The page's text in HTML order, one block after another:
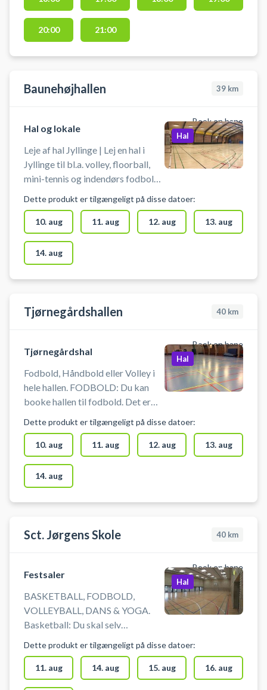
blandt andet indendørsfodbold i
Græse Bakkeby ved
Frederikssund. Hallen kan bruges
Medbring selv udstyr.
20:00 21:00
Baunehøjhallen 39 km
Book en bane
Hal og lokale
Leje af hal Jyllinge | Lej en hal i
Jyllinge til bl.a. volley, floorball,
mini-tennis og indendørs fodbold
ved Baunehøjskolen i Jyllinge.
Man medbringer selv bolde,
ketcher eller stave.
Hal
Dette produkt er tilgængeligt på disse datoer:
10. aug 11. aug 12. aug 13. aug
14. aug
Tjørnegårdshallen 40 km
Book en bane
Tjørnegårdshal
Fodbold, Håndbold eller Volley i
hele hallen. FODBOLD: Du kan
booke hallen til fodbold. Det er
du skal selv medbringe en bold.
VOLLEY: Du kan booke hallen til
volley. Du skal selv medbringe
volleybold. HÅNDBOLD: Du kan
booke hallen til håndbold uden
harpiks. Du skal selv medbringe
Hal
Dette produkt er tilgængeligt på disse datoer:
10. aug 11. aug 12. aug 13. aug
14. aug
Sct. Jørgens Skole 40 km
Book en bane
Festsaler
BASKETBALL, FODBOLD,
VOLLEYBALL, DANS & YOGA.
Basketball: Du skal selv
kan ikke sænkes. Fodbold: Du må
kun spille fodbold med en
indendørs fodbold/blød bold.
Hal
Dette produkt er tilgængeligt på disse datoer:
11. aug 14. aug 15. aug 16. aug